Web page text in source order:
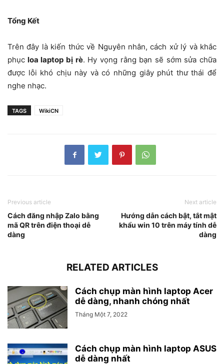
Tổng Kết
Trên đây là kiến thức về Nguyên nhân, cách xử lý và khắc
phục loa laptop bị rè. Hy vọng rằng bạn sẽ sớm sửa chữa
được lỗi khó chịu này và có những giây phút thư thái để
nghe nhạc.
TAGS WikiCN
Previous article
Cách đăng nhập Zalo bằng
mã QR trên điện thoại dễ
dàng
Next article
Hướng dẫn cách bật, tắt mật
khẩu win 10 trên máy tính dễ
dàng
RELATED ARTICLES
Cách chụp màn hình laptop Acer
dễ dàng, nhanh chóng nhất
Tháng Một 7, 2022
Cách chụp màn hình laptop ASUS
dễ dàng nhất